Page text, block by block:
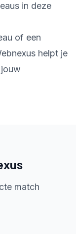
in deze
of een
helpt je
match